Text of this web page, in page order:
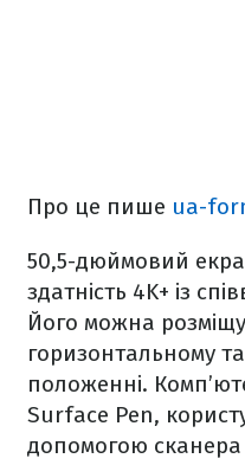
Про це пише ua-
50,5-дюймовий
здатність 4K+ із
Його можна
горизонтальному
положенні.
Surface Pen,
допомогою сканера